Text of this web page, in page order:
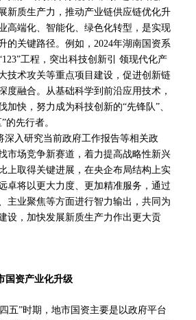
新质生产力，推动产业链供应链优化升
高端化、智能化、绿色化转型，是实现
的关键路径。例如，2024年湖南国资系
工程，突出科技创新引 领现代化产
技术攻关等重点项目建设，促进创新链
度融合。从基础科学到前沿应用技术，
加快，努力成为科技创新的“先锋队”、
的先行者。
深入研究当前政府工作报告等相关政
市场竞争新赛道，着力提高战略性新兴
上取得关键进展，在央企布局结构上实
卓将以更大力度、更加精准服务，通过
主业聚焦等方面进行智力输出，共同为
设，加快发展新质生产力作出更大贡
国资产业化升级
五”时期，地市国资主要是以政府平台